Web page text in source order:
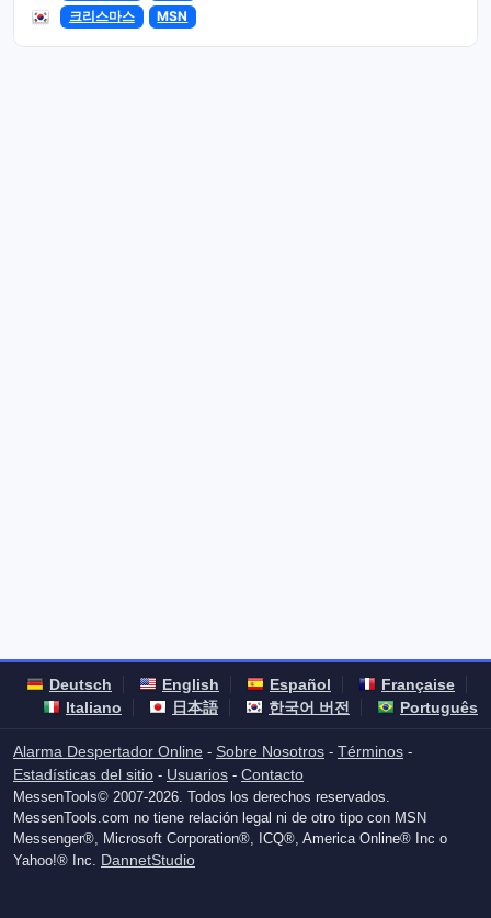
크리스마스
MSN
Deutsch English Español
Française
Italiano
日本語 한국어 버전 Português
Alarma Despertador Online - Sobre Nosotros - Términos -
Estadísticas del sitio - Usuarios - Contacto
MessenTools© 2007-2026. Todos los derechos reservados.
MessenTools.com no tiene relación legal ni de otro tipo con MSN
Messenger®, Microsoft Corporation®, ICQ®, America Online® Inc o
Yahoo!® Inc. DannetStudio